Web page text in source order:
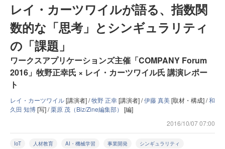
レイ・カーツワイルが語る、指数関
数的な「思考」とシンギュラリティ
の「課題」
ワークスアプリケーションズ主催「COMPANY Forum
2016」牧野正幸氏 × レイ・カーツワイル氏 講演レポー
ト
レイ・カーツワイル[講演者] /牧野 正幸[講演者] /伊藤 真美[取材・構成] /和
久田 知博[写] /栗原 茂（Biz/Zine編集部） [編]
2016/10/07 07:00
IoT 人材教育 AI・機械学習 事業開発 シンギュラリティ